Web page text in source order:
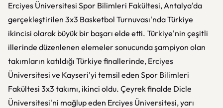
Erciyes Üniversitesi Spor Bilimleri Fakültesi, Antalya'da
gerçekleştirilen 3x3 Basketbol Turnuvası'nda Türkiye
ikincisi olarak büyük bir başarı elde etti. Türkiye'nin çeşitli
illerinde düzenlenen elemeler sonucunda şampiyon olan
takımların katıldığı Türkiye finallerinde, Erciyes
Üniversitesi ve Kayseri'yi temsil eden Spor Bilimleri
Fakültesi 3x3 takımı, ikinci oldu. Çeyrek finalde Dicle
Üniversitesi'ni mağlup eden Erciyes Üniversitesi, yarı